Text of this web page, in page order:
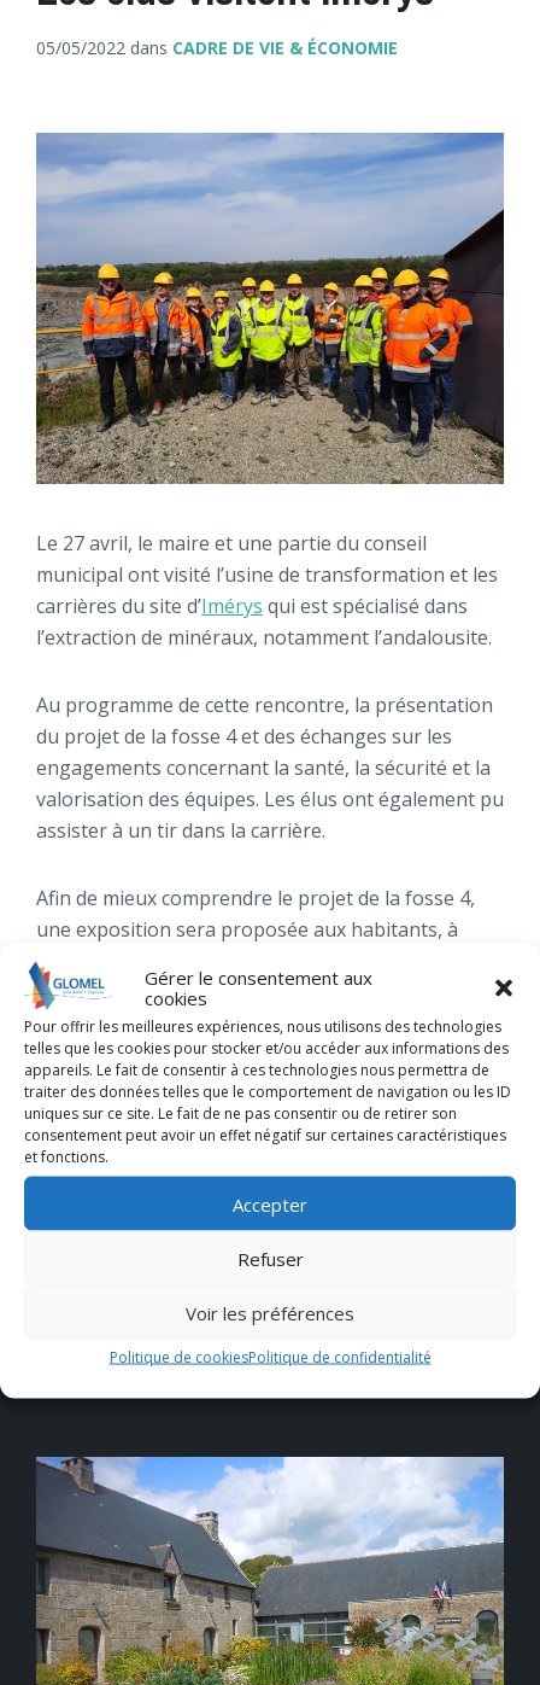
Gérer le consentement aux
cookies
Pour offrir les meilleures expériences, nous utilisons des technologies
telles que les cookies pour stocker et/ou accéder aux informations des
appareils. Le fait de consentir à ces technologies nous permettra de
traiter des données telles que le comportement de navigation ou les ID
uniques sur ce site. Le fait de ne pas consentir ou de retirer son
consentement peut avoir un effet négatif sur certaines caractéristiques
et fonctions.
Accepter
Refuser
Voir les préférences
Politique de cookiesPolitique de confidentialité
05/05/2022 dans CADRE DE VIE & ÉCONOMIE
Le 27 avril, le maire et une partie du conseil
municipal ont visité l’usine de transformation et les
carrières du site d’Imérys qui est spécialisé dans
l’extraction de minéraux, notamment l’andalousite.
Au programme de cette rencontre, la présentation
du projet de la fosse 4 et des échanges sur les
engagements concernant la santé, la sécurité et la
valorisation des équipes. Les élus ont également pu
assister à un tir dans la carrière.
Afin de mieux comprendre le projet de la fosse 4,
une exposition sera proposée aux habitants, à
partir du 1er juin 2022 dans la salle du conseil de la
mairie.
Précédent
Commémoration
du 8 mai
La musique se